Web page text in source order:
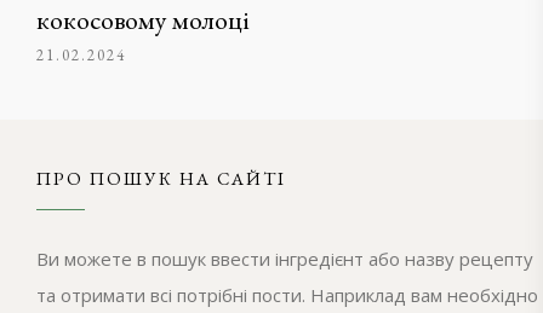
кокосовому молоці
21.02.2024
ПРО ПОШУК НА САЙТІ
Ви можете в пошук ввести інгредієнт або назву рецепту
та отримати всі потрібні пости. Наприклад вам необхідно